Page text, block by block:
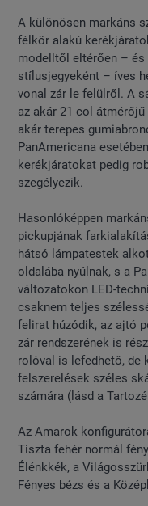
A különösen markáns
félkör alakú
modelltől eltérően – és
stílusjegyeként – íves
vonal zár le felülről. A
az akár 21 col
akár terepes
PanAmericana
kerékjáratokat pedig
szegélyezik.
Hasonlóképpen
pickupjának
hátsó lámpatestek
oldalába nyúlnak, s a
változatokon LED-
csaknem teljes
felirat húzódik, az ajtó
zár rendszerének is
rolóval is lefedhető, de
felszerelések széles
számára (lásd a
Az Amarok
Tiszta fehér normál
Élénkkék, a
Fényes bézs és a